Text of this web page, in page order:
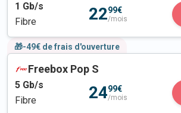
1 Gb/s
Fibre
2299€
/mois
🎁-49€ de frais d'ouverture
Freebox Pop S
5 Gb/s
Fibre
2499€
/mois